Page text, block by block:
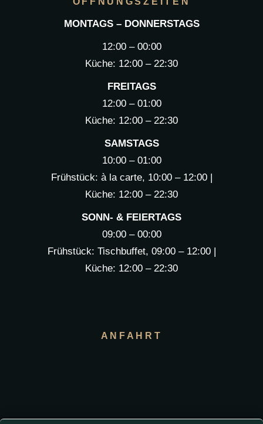
MONTAGS – DONNERSTAGS
12:00 – 00:00
Küche: 12:00 – 22:30
FREITAGS
12:00 – 01:00
Küche: 12:00 – 22:30
SAMSTAGS
10:00 – 01:00
Frühstück: à la carte, 10:00 – 12:00 |
Küche: 12:00 – 22:30
SONN- & FEIERTAGS
09:00 – 00:00
Frühstück: Tischbuffet, 09:00 – 12:00 |
Küche: 12:00 – 22:30
ANFAHRT